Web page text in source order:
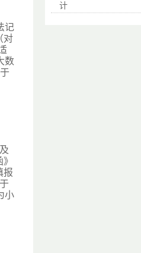
计
记
对
数
报
小